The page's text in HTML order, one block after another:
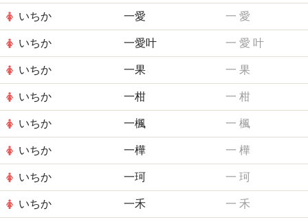
いちか 一愛 一 愛
いちか 一愛叶 一 愛 叶
いちか 一果 一 果
いちか 一柑 一 柑
いちか 一楓 一 楓
いちか 一樺 一 樺
いちか 一珂 一 珂
いちか 一禾 一 禾